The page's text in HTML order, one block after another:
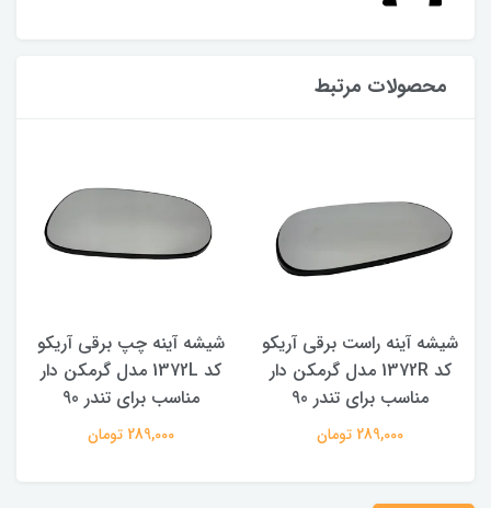
محصولات مرتبط
شیشه آینه راست برقی آریکو
کد 1372R مدل گرمکن دار
مناسب برای تندر 90
289,000 تومان
شیشه آینه چپ برقی آریکو
کد 1372L مدل گرمکن دار
مناسب برای تندر 90
289,000 تومان